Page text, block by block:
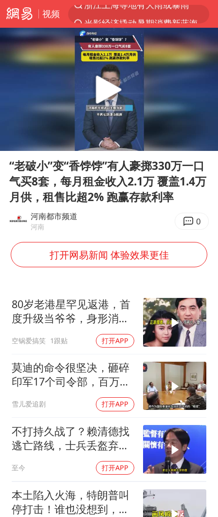
视频
光影经济撬动暑期消费新蓝海
隔20米开高仿奶茶店被判赔35万元
新疆景区自驾服务费改为按车收费
多家A股公司收到美国关税退款
直击东北超：哈尔滨vs通辽
香港宏福苑火灾或由烟头引起
白海豚将正面袭击贯穿浙江
几元成本的AI广告导致千万市值蒸发
梁家辉百花奖演讲落泪
人民的健康、体质、幸福一脉相承
Play
“老破小”变“香饽饽”有人豪掷330万一口
气买8套，每月租金收入2.1万 覆盖1.4万
月供，租售比超2% 跑赢存款利率
河南都市频道
河南 0
打开网易新闻 体验效果更佳
80岁老港星罕见返港，首
度升级当爷爷，身形消瘦
空锅爱搞笑 1跟贴 打开APP
莫迪的命令很坚决，砸碎
印军17个司令部，百万印
雪儿爱追剧 打开APP
不打持久战了？赖清德找
逃亡路线，士兵丢盔弃
甲，解放军对其更名
至今 打开APP
本土陷入火海，特朗普叫
停打击！谁也没想到，中